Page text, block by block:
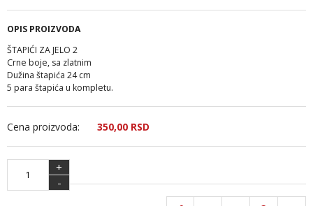
OPIS PROIZVODA
ŠTAPIĆI ZA JELO 2
Crne boje, sa zlatnim
Dužina štapića 24 cm
5 para štapića u kompletu.
Cena proizvoda: 350,00 RSD
+
-